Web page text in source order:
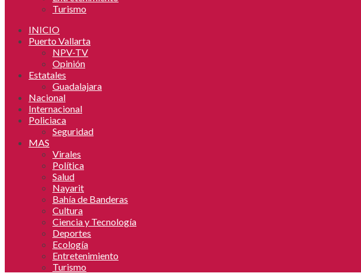
Turismo
INICIO
Puerto Vallarta
NPV-TV
Opinión
Estatales
Guadalajara
Nacional
Internacional
Policiaca
Seguridad
MAS
Virales
Política
Salud
Nayarit
Bahía de Banderas
Cultura
Ciencia y Tecnología
Deportes
Ecología
Entretenimiento
Turismo